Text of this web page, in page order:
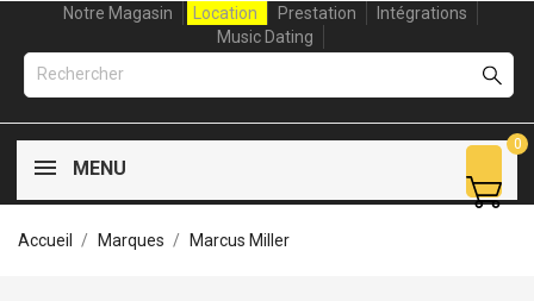
Notre Magasin Location Prestation
Intégrations
Music Dating
MENU
0
Accueil Marques Marcus Miller